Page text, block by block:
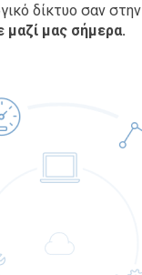
δίκτυο σαν
μαζί μας σήμερα.